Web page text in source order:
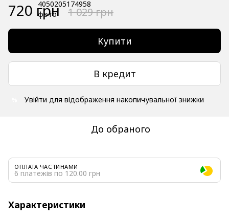
720 грн 1 029 грн
Купити
В кредит
Увійти для відображення накопичувальної знижки
До обраного
ОПЛАТА ЧАСТИНАМИ
6 платежів по 120.00 грн
Характеристики